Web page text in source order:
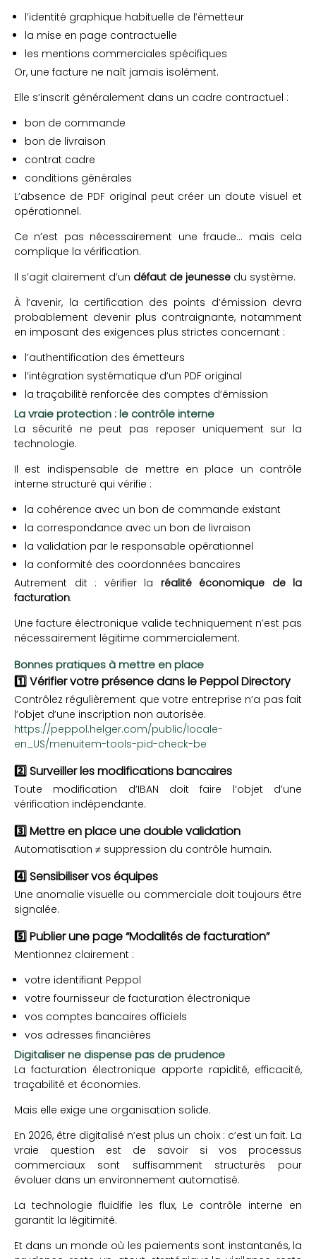
l’identité graphique habituelle de l’émetteur
la mise en page contractuelle
les mentions commerciales spécifiques
Or, une facture ne naît jamais isolément.
Elle s’inscrit généralement dans un cadre contractuel :
bon de commande
bon de livraison
contrat cadre
conditions générales
L’absence de PDF original peut créer un doute visuel et
opérationnel.
Ce n’est pas nécessairement une fraude… mais cela
complique la vérification.
Il s’agit clairement d’un défaut de jeunesse du système.
À l’avenir, la certification des points d’émission devra
probablement devenir plus contraignante, notamment
en imposant des exigences plus strictes concernant :
l’authentification des émetteurs
l’intégration systématique d’un PDF original
la traçabilité renforcée des comptes d’émission
La vraie protection : le contrôle interne
La sécurité ne peut pas reposer uniquement sur la
technologie.
Il est indispensable de mettre en place un contrôle
interne structuré qui vérifie :
la cohérence avec un bon de commande existant
la correspondance avec un bon de livraison
la validation par le responsable opérationnel
la conformité des coordonnées bancaires
Autrement dit : vérifier la réalité économique de la
facturation.
Une facture électronique valide techniquement n’est pas
nécessairement légitime commercialement.
Bonnes pratiques à mettre en place
1️⃣ Vérifier votre présence dans le Peppol Directory
Contrôlez régulièrement que votre entreprise n’a pas fait
l’objet d’une inscription non autorisée.
https://peppol.helger.com/public/locale-
en_US/menuitem-tools-pid-check-be
2️⃣ Surveiller les modifications bancaires
Toute modification d’IBAN doit faire l’objet d’une
vérification indépendante.
3️⃣ Mettre en place une double validation
Automatisation ≠ suppression du contrôle humain.
4️⃣ Sensibiliser vos équipes
Une anomalie visuelle ou commerciale doit toujours être
signalée.
5️⃣ Publier une page “Modalités de facturation”
Mentionnez clairement :
votre identifiant Peppol
votre fournisseur de facturation électronique
vos comptes bancaires officiels
vos adresses financières
Digitaliser ne dispense pas de prudence
La facturation électronique apporte rapidité, efficacité,
traçabilité et économies.
Mais elle exige une organisation solide.
En 2026, être digitalisé n’est plus un choix : c’est un fait. La
vraie question est de savoir si vos processus
commerciaux sont suffisamment structurés pour
évoluer dans un environnement automatisé.
La technologie fluidifie les flux, Le contrôle interne en
garantit la légitimité.
Et dans un monde où les paiements sont instantanés, la